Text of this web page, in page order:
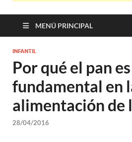
MENÚ PRINCIPAL
INFANTIL
Por qué el pan es
fundamental en
alimentación de
28/04/2016